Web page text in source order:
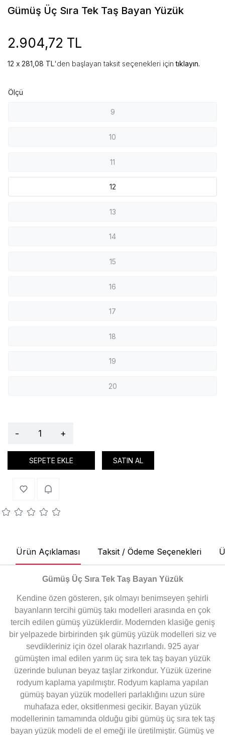
Gümüş Üç Sıra Tek Taş Bayan Yüzük
2.904,72 TL
281,08 TL'den başlayan taksit seçenekleri içintıklayın.
Ölçü
9
10
11
12
13
14
15
16
17
18
19
20
- +
SEPETE EKLE SATIN AL
Ürün Açıklaması Taksit / Ödeme Seçenekleri
Gümüş Üç Sıra Tek Taş Bayan Yüzük
Kendine özen gösteren, şık olmayı benimseyen şehirli
bayanların tercihi gümüş takı modelleri arasında en çok
tercih edilen gümüş yüzüklerdir. Modernden klasiğe geniş
bir yelpazede birbirinden şık gümüş yüzük modelleri siz ve
sevdikleriniz için özel olarak hazırlandı. 925 ayar
gümüşten imal edilen yarım üç sıra tek taş bayan yüzük
üzerinde bulunan beyaz taşlar zirkondur. Yüzük üzerine
rodyum kaplama yapılmıştır. Rodyum kaplama yapılan
gümüş bayan yüzük modelleri parlaklığını uzun süre
muhafaza eder, oksitlenmesi gecikir. Bayan yüzük
modellerinin tamamında olduğu gibi gümüş üç sıra tek taş
bayan yüzük modeli de el emeği ile üretilmiştir. Gümüş ve